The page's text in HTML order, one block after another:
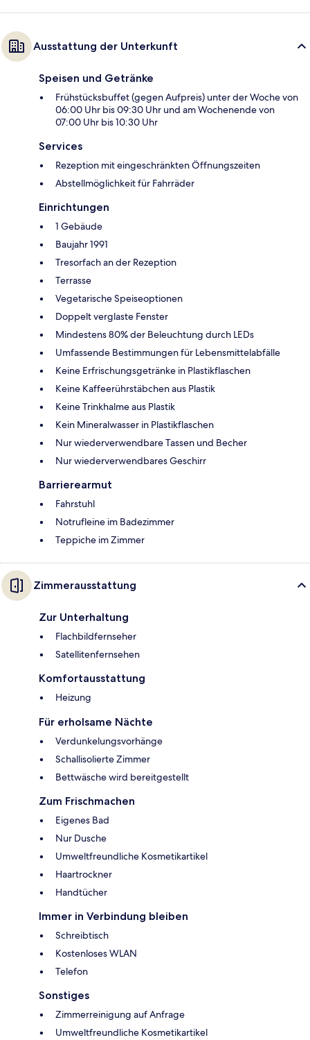
Ausstattung der Unterkunft
Speisen und Getränke
Frühstücksbuffet (gegen Aufpreis) unter der Woche von
06:00 Uhr bis 09:30 Uhr und am Wochenende von
07:00 Uhr bis 10:30 Uhr
Services
Rezeption mit eingeschränkten Öffnungszeiten
Abstellmöglichkeit für Fahrräder
Einrichtungen
1 Gebäude
Baujahr 1991
Tresorfach an der Rezeption
Terrasse
Vegetarische Speiseoptionen
Doppelt verglaste Fenster
Mindestens 80% der Beleuchtung durch LEDs
Umfassende Bestimmungen für Lebensmittelabfälle
Keine Erfrischungsgetränke in Plastikflaschen
Keine Kaffeerührstäbchen aus Plastik
Keine Trinkhalme aus Plastik
Kein Mineralwasser in Plastikflaschen
Nur wiederverwendbare Tassen und Becher
Nur wiederverwendbares Geschirr
Barrierearmut
Fahrstuhl
Notrufleine im Badezimmer
Teppiche im Zimmer
Zimmerausstattung
Zur Unterhaltung
Flachbildfernseher
Satellitenfernsehen
Komfortausstattung
Heizung
Für erholsame Nächte
Verdunkelungsvorhänge
Schallisolierte Zimmer
Bettwäsche wird bereitgestellt
Zum Frischmachen
Eigenes Bad
Nur Dusche
Umweltfreundliche Kosmetikartikel
Haartrockner
Handtücher
Immer in Verbindung bleiben
Schreibtisch
Kostenloses WLAN
Telefon
Sonstiges
Zimmerreinigung auf Anfrage
Umweltfreundliche Kosmetikartikel